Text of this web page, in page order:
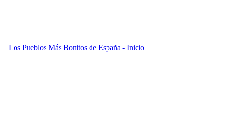
Los Pueblos Más Bonitos de España - Inicio